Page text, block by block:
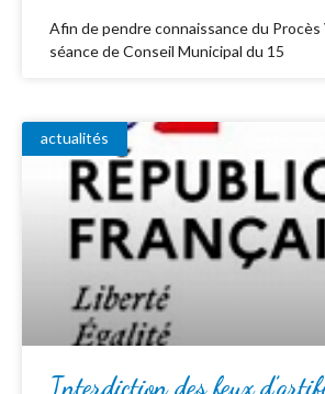
Afin de pendre connaissance du Procès
séance de Conseil Municipal du 15
actualités
Interdiction des feux